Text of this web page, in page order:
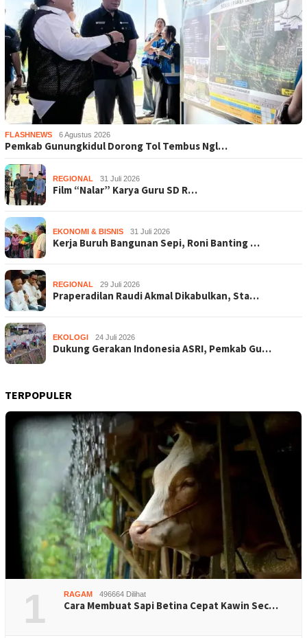
FLASHNEWS 6 Agustus 2026
Pemkab Gunungkidul Dorong Tol Tembus Ngl…
REGIONAL 31 Juli 2026
Film “Nalar” Karya Guru SD R…
EKONOMI & BISNIS 31 Juli 2026
Kerja Buruh Bangunan Sepi, Roni Banting …
REGIONAL 29 Juli 2026
Praperadilan Raudi Akmal Dikabulkan, Sta…
EKOLOGI 24 Juli 2026
Dukung Gerakan Indonesia ASRI, Pemkab Gu…
TERPOPULER
1 RAGAM 496664 Dilihat
Cara Membuat Sapi Betina Cepat Kawin Sec…